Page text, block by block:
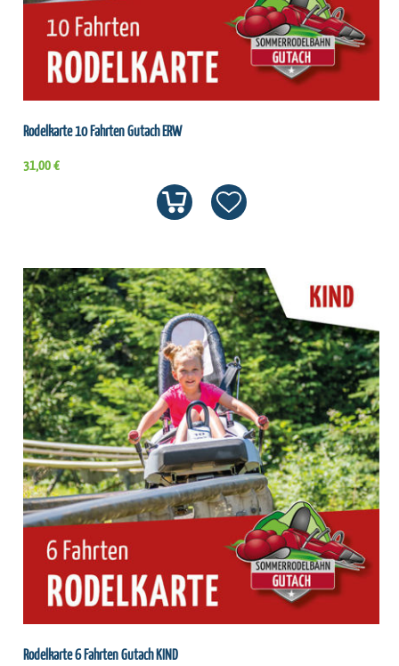
Rodelkarte 10 Fahrten Gutach ERW
31,00 €
Rodelkarte 6 Fahrten Gutach KIND